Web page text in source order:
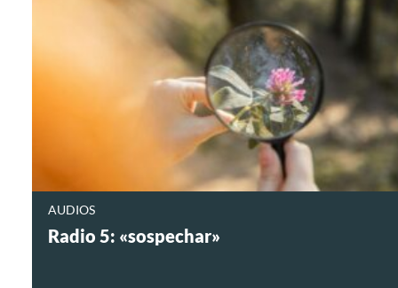
AUDIOS
Radio 5: «sospechar»